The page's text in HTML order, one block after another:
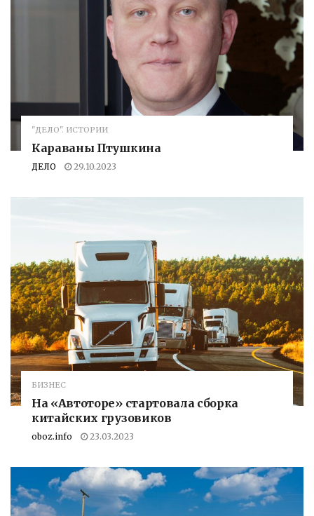
"ДЕЛО". ИСТОРИИ
Караваны Птушкина
ДЕЛО 29.10.2023
БИЗНЕС
На «Автоторе» стартовала сборка
китайских грузовиков
oboz.info 23.03.2023